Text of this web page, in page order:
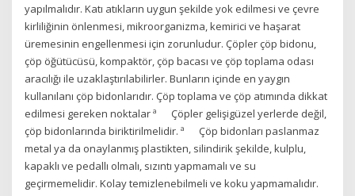
yapılmalıdır. Katı atıkların uygun şekilde yok edilmesi ve çevre
kirliliğinin önlenmesi, mikroorganizma, kemirici ve haşarat
üremesinin engellenmesi için zorunludur. Çöpler çöp bidonu,
çöp öğütücüsü, kompaktör, çöp bacası ve çöp toplama odası
aracılığı ile uzaklaştırılabilirler. Bunların içinde en yaygın
kullanılanı çöp bidonlarıdır. Çöp toplama ve çöp atımında dikkat
edilmesi gereken noktalar ª Çöpler gelişigüzel yerlerde değil,
çöp bidonlarında biriktirilmelidir. ª Çöp bidonları paslanmaz
metal ya da onaylanmış plastikten, silindirik şekilde, kulplu,
kapaklı ve pedallı olmalı, sızıntı yapmamalı ve su
geçirmemelidir. Kolay temizlenebilmeli ve koku yapmamalıdır.